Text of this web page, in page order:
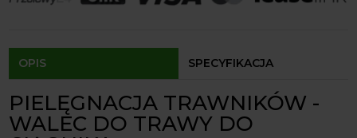
Agrol transport gabaryty: ustalane indywidualnie
Dostępność form dostawy i ceny uzależniona od produktu.
OPIS SPECYFIKACJA
PIELĘGNACJA TRAWNIKÓW -
WALEC DO TRAWY DO